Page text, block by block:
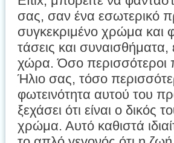
σας, σαν ένα εσωτερικό
συγκεκριμένο χρώμα και
τάσεις και συναισθήματα,
χώρα. Όσο περισσότεροι
Ήλιο σας, τόσο
φωτεινότητα αυτού του
ξεχάσει ότι είναι ο δικός
χρώμα. Αυτό καθιστά